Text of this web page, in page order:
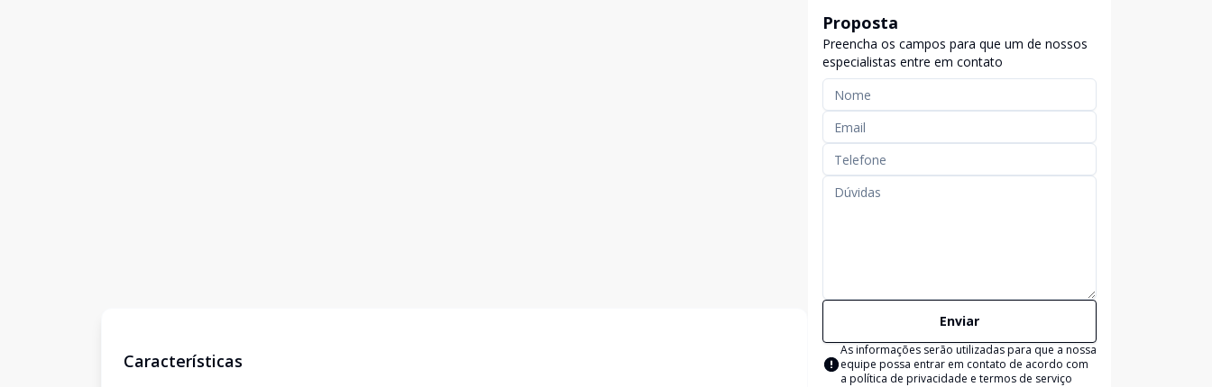
Características
Proposta
Preencha os campos para que um de nossos
especialistas entre em contato
Enviar
As informações serão utilizadas para que a nossa
equipe possa entrar em contato de acordo com
a política de privacidade e termos de serviço